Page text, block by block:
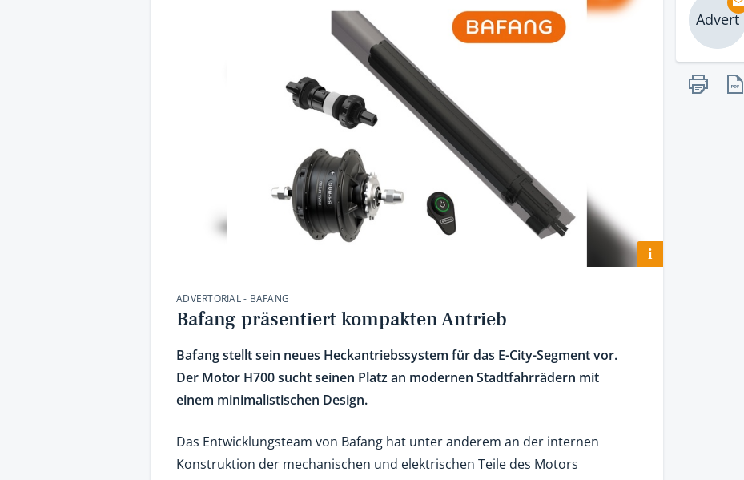
i
ADVERTORIAL - BAFANG
Bafang präsentiert kompakten Antrieb
Bafang stellt sein neues Heckantriebssystem für das E-City-Segment vor.
Der Motor H700 sucht seinen Platz an modernen Stadtfahrrädern mit
einem minimalistischen Design.
Das Entwicklungsteam von Bafang hat unter anderem an der internen
Konstruktion der mechanischen und elektrischen Teile des Motors
Advert